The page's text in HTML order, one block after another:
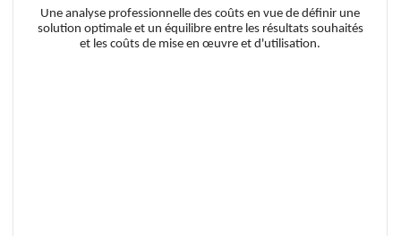
Une analyse professionnelle des coûts en vue de définir une
solution optimale et un équilibre entre les résultats souhaités
et les coûts de mise en œuvre et d'utilisation.